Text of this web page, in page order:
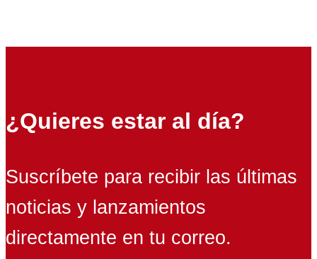
¿Quieres estar al día?
Suscríbete para recibir las últimas
noticias y lanzamientos
directamente en tu correo.